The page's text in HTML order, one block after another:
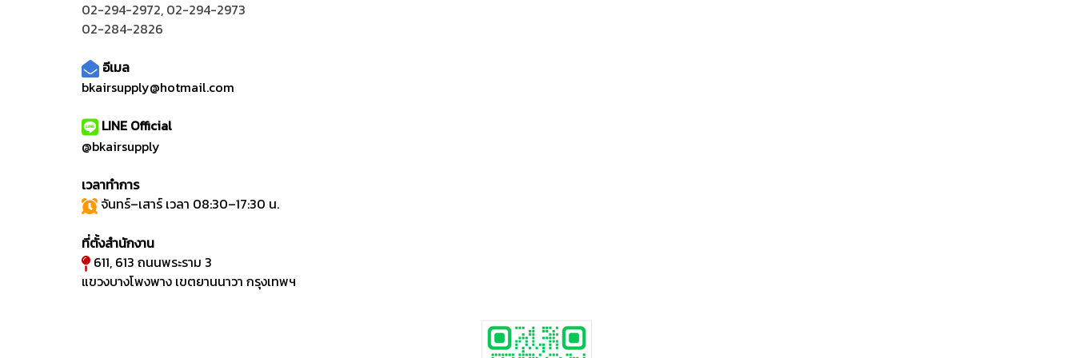
02-294-2972, 02-294-2973
02-284-2826
อีเมล
bkairsupply@hotmail.com
LINE Official
@bkairsupply
เวลาทำการ
จันทร์–เสาร์ เวลา 08:30–17:30 น.
ที่ตั้งสำนักงาน
611, 613 ถนนพระราม 3
แขวงบางโพงพาง เขตยานนาวา กรุงเทพฯ